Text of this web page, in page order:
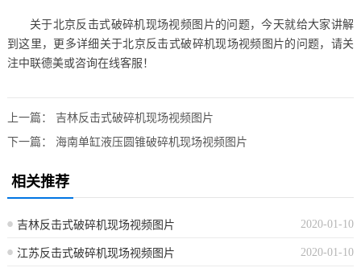
关于北京反击式破碎机现场视频图片的问题，今天就给大家讲解
到这里，更多详细关于北京反击式破碎机现场视频图片的问题，请关
注中联德美或咨询在线客服！
上一篇： 吉林反击式破碎机现场视频图片
下一篇： 海南单缸液压圆锥破碎机现场视频图片
相关推荐
2020-01-10
吉林反击式破碎机现场视频图片
2020-01-10
江苏反击式破碎机现场视频图片